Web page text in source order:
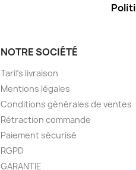
NOTRE SOCIÉTÉ
Tarifs livraison
Mentions légales
Conditions générales de ventes
Rétraction commande
Paiement sécurisé
RGPD
GARANTIE